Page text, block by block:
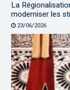
La
moderniser les
23/06/2026